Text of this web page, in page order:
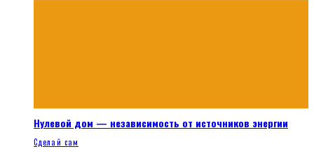
Нулевой дом — независимость от источников энергии
Сделай сам